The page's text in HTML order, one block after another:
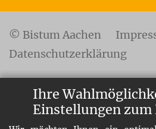
Ihre
Einstellungen zum
© Bistum Aachen
Datenschutzerklärung